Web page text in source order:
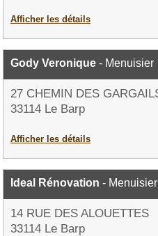
Afficher les détails
Gody Veronique - Menuisier
27 CHEMIN DES
33114 Le Barp
Afficher les détails
Ideal Rénovation - Menuisier
14 RUE DES ALOUETTES
33114 Le Barp